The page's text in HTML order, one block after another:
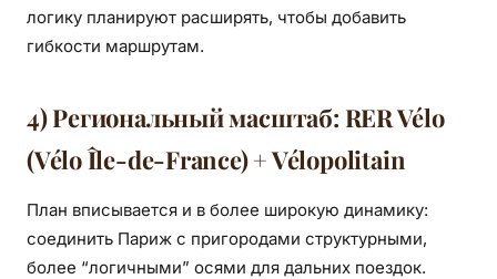
логику планируют расширять, чтобы добавить
гибкости маршрутам.
4) Региональный масштаб: RER Vélo
(Vélo Île-de-France) + Vélopolitain
План вписывается и в более широкую динамику:
соединить Париж с пригородами структурными,
более “логичными” осями для дальних поездок.